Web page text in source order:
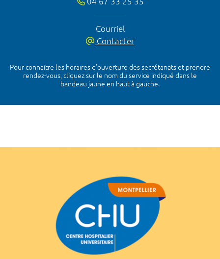
Courriel
Contacter
Pour connaître les horaires d’ouverture des secrétariats et prendre
rendez-vous, cliquez sur le nom du service indiqué dans le
bandeau jaune en haut à gauche.